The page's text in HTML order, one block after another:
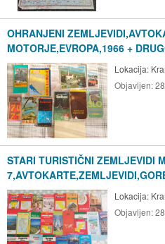
OHRANJENI
MOTORJE,EVROPA,1966 +
Lokacija:
Objavljen:
STARI TURISTIČNI ZEMLJEVIDI
Lokacija:
Objavljen: